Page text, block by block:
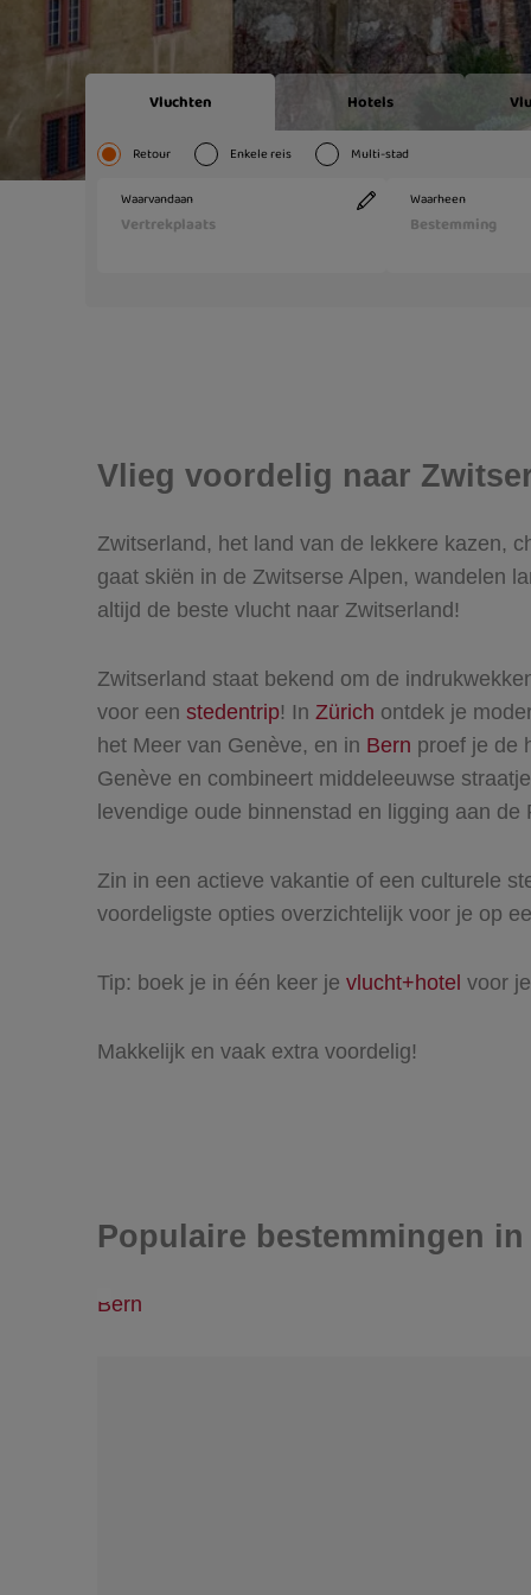
Vlieg voordelig naar
Zwitserland, het land van de lekkere kazen,
gaat skiën in de Zwitserse Alpen, wandelen
altijd de beste vlucht naar Zwitserland!
Zwitserland staat bekend om de
voor een stedentrip! In Zürich ontdek je
het Meer van Genève, en in Bern proef je de
Genève en combineert middeleeuwse
levendige oude binnenstad en ligging aan
Zin in een actieve vakantie of een culturele
voordeligste opties overzichtelijk voor je op
Tip: boek je in één keer je vlucht+hotel voor
Makkelijk en vaak extra voordelig!
Populaire bestemmingen in
Bern